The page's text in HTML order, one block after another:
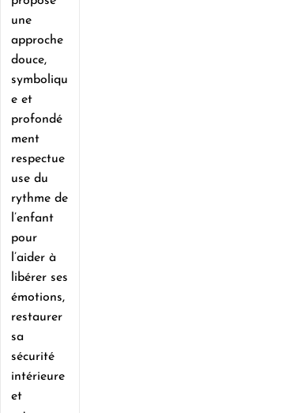
une
approche
douce,
symboliqu
e et
profondé
ment
respectue
use du
rythme de
l’enfant
pour
l’aider à
libérer ses
émotions,
restaurer
sa
sécurité
intérieure
et